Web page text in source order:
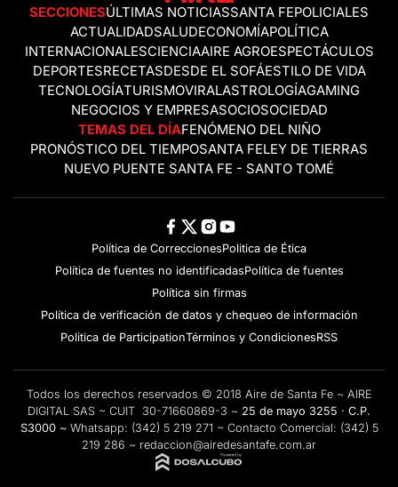
SECCIONESÚLTIMAS NOTICIASSANTA FEPOLICIALES
ACTUALIDADSALUDECONOMÍAPOLÍTICA
INTERNACIONALESCIENCIAAIRE AGROESPECTÁCULOS
DEPORTESRECETASDESDE EL SOFÁESTILO DE VIDA
TECNOLOGÍATURISMOVIRALASTROLOGÍAGAMING
NEGOCIOS Y EMPRESASOCIOSOCIEDAD
TEMAS DEL DÍAFENÓMENO DEL NIÑO
PRONÓSTICO DEL TIEMPOSANTA FELEY DE TIERRAS
NUEVO PUENTE SANTA FE - SANTO TOMÉ
Política de CorreccionesPolitica de Ética
Política de fuentes no identificadasPolítica de fuentes
Política sin firmas
Política de verificación de datos y chequeo de información
Politica de ParticipationTérminos y CondicionesRSS
Todos los derechos reservados © 2018 Aire de Santa Fe ~ AIRE
DIGITAL SAS ~ CUIT 30-71660869-3 ~ 25 de mayo 3255 · C.P.
S3000 ~ Whatsapp: (342) 5 219 271 ~ Contacto Comercial: (342) 5
219 286 ~ redaccion@airedesantafe.com.ar